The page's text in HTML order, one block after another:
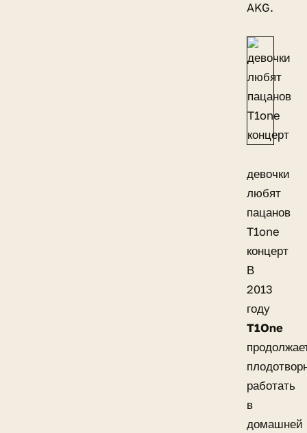
AKG.
девочки
любят
пацанов
T1one
концерт
В
2013
году
T1One
работать
в
домашней